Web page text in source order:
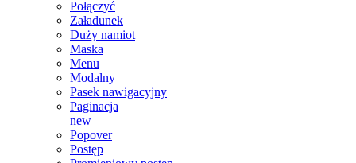
Połączyć
Załadunek
Duży namiot
Maska
Menu
Modalny
Pasek nawigacyjny
Paginacja
new
Popover
Postęp